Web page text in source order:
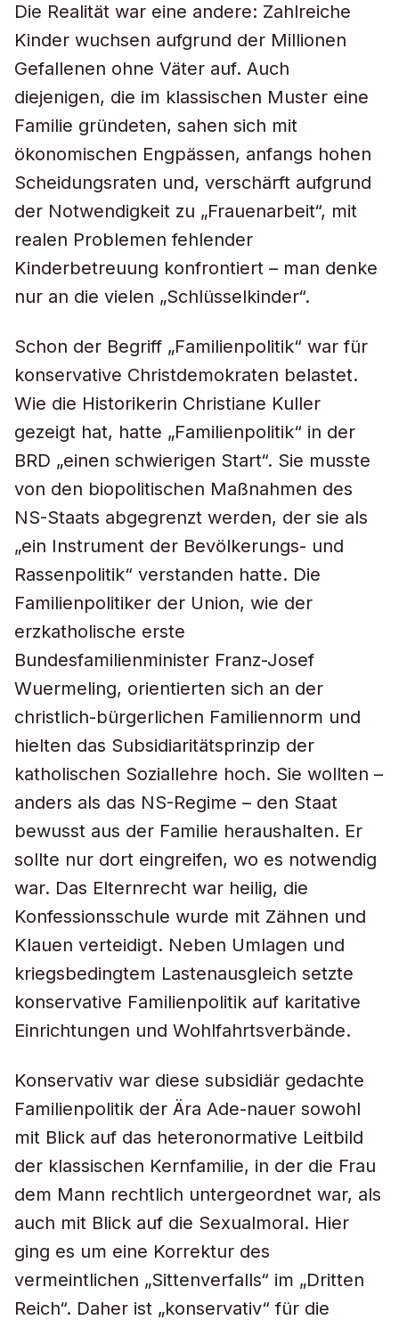
Die Realität war eine andere: Zahlreiche
Kinder wuchsen aufgrund der Millionen
Gefallenen ohne Väter auf. Auch
diejenigen, die im klassischen Muster eine
Familie gründeten, sahen sich mit
ökonomischen Engpässen, anfangs hohen
Scheidungsraten und, verschärft aufgrund
der Notwendigkeit zu „Frauenarbeit“, mit
realen Problemen fehlender
Kinderbetreuung konfrontiert – man denke
nur an die vielen „Schlüsselkinder“.
Schon der Begriff „Familienpolitik“ war für
konservative Christdemokraten belastet.
Wie die Historikerin Christiane Kuller
gezeigt hat, hatte „Familienpolitik“ in der
BRD „einen schwierigen Start“. Sie musste
von den biopolitischen Maßnahmen des
NS-Staats abgegrenzt werden, der sie als
„ein Instrument der Bevölkerungs- und
Rassenpolitik“ verstanden hatte. Die
Familienpolitiker der Union, wie der
erzkatholische erste
Bundesfamilienminister Franz-Josef
Wuermeling, orientierten sich an der
christlich-bürgerlichen Familiennorm und
hielten das Subsidiaritätsprinzip der
katholischen Soziallehre hoch. Sie wollten –
anders als das NS-Regime – den Staat
bewusst aus der Familie heraushalten. Er
sollte nur dort eingreifen, wo es notwendig
war. Das Elternrecht war heilig, die
Konfessionsschule wurde mit Zähnen und
Klauen verteidigt. Neben Umlagen und
kriegsbedingtem Lastenausgleich setzte
konservative Familienpolitik auf karitative
Einrichtungen und Wohlfahrtsverbände.
Konservativ war diese subsidiär gedachte
Familienpolitik der Ära Ade-nauer sowohl
mit Blick auf das heteronormative Leitbild
der klassischen Kernfamilie, in der die Frau
dem Mann rechtlich untergeordnet war, als
auch mit Blick auf die Sexualmoral. Hier
ging es um eine Korrektur des
vermeintlichen „Sittenverfalls“ im „Dritten
Reich“. Daher ist „konservativ“ für die